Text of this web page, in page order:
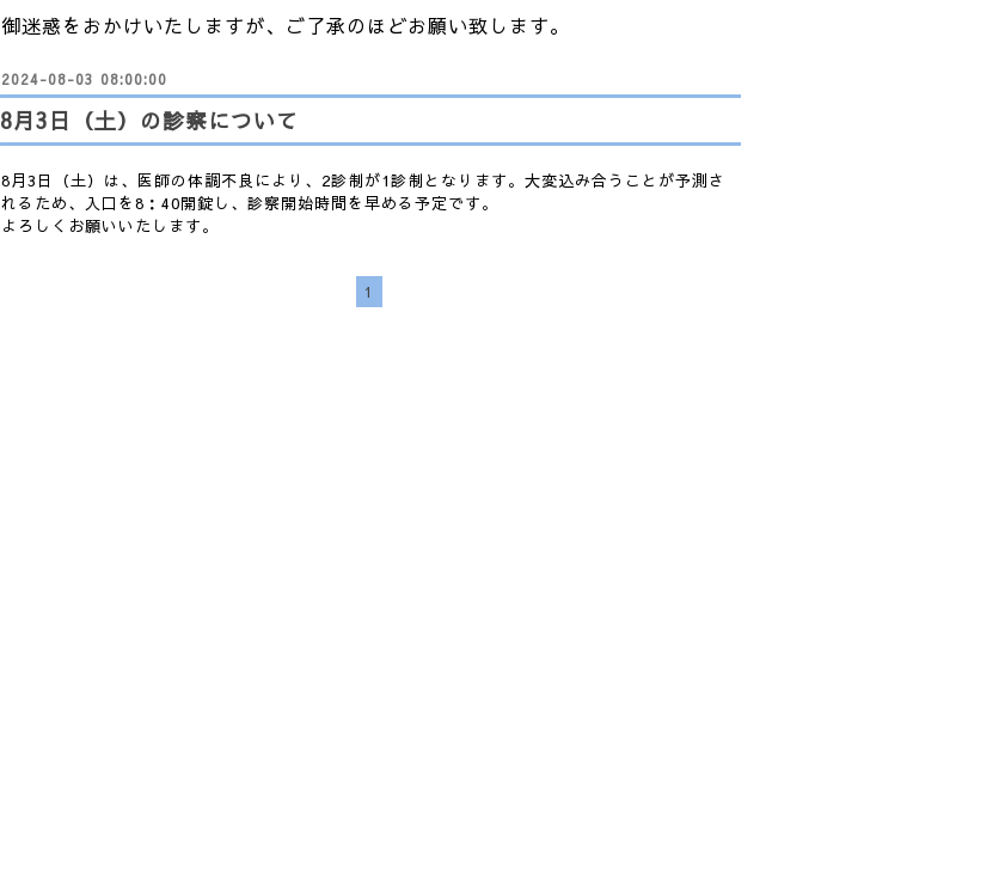
御迷惑をおかけいたしますが、ご了承のほどお願い致します。
2024-08-03 08:00:00
8月3日（土）の診察について
8月3日（土）は、医師の体調不良により、2診制が1診制となります。大変込み合うことが予測さ
れるため、入口を8：40開錠し、診察開始時間を早める予定です。
よろしくお願いいたします。
1